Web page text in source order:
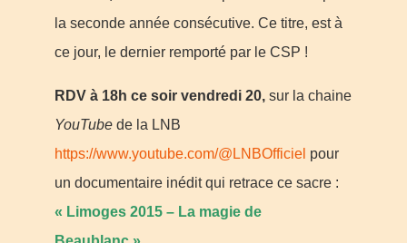
la seconde année consécutive. Ce titre, est à
ce jour, le dernier remporté par le CSP !
RDV à 18h ce soir vendredi 20, sur la chaine
YouTube de la LNB
https://www.youtube.com/@LNBOfficiel pour
un documentaire inédit qui retrace ce sacre :
« Limoges 2015 – La magie de